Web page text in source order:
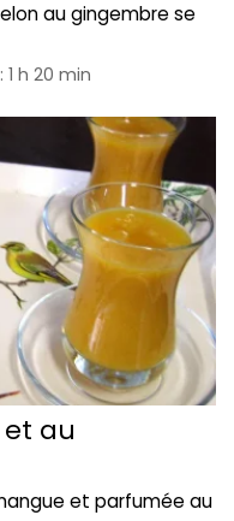
au gingembre se
h 20 min
au
et parfumée au